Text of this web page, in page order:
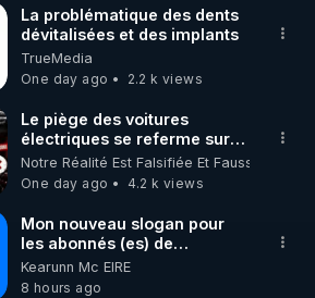
SUR ODYSEE
sont aussi sur la
PRÉSENTIEL
La problématique des dents
dévitalisées et des implants
TrueMedia
One day ago
2.2 k views
Le piège des voitures
électriques se referme sur
les usagers !
Notre Réalité Est Falsifiée Et Fausse
One day ago
4.2 k views
Mon nouveau slogan pour
les abonnés (es) de
CrowdBunker : "La gratuité,
c'est pour vous. Le travail,
Kearunn Mc EIRE
8 hours ago